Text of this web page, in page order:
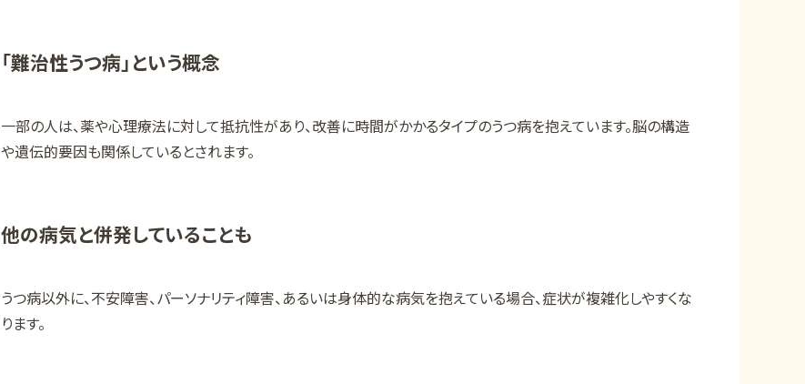
「難治性うつ病」という概念
一部の人は、薬や心理療法に対して抵抗性があり、改善に時間がかかるタイプのうつ病を抱えています。脳の構造
や遺伝的要因も関係しているとされます。
他の病気と併発していることも
うつ病以外に、不安障害、パーソナリティ障害、あるいは身体的な病気を抱えている場合、症状が複雑化しやすくな
ります。